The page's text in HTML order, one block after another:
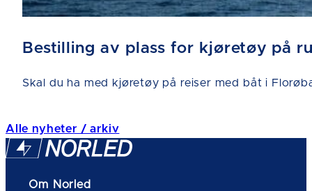
Bestilling av plass for kjøretøy på
Skal du ha med kjøretøy på reiser med båt i
Alle nyheter / arkiv
Om Norled